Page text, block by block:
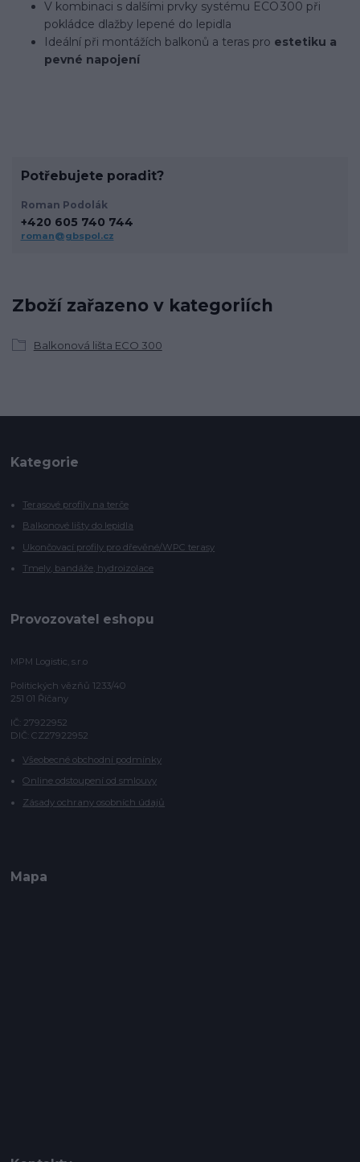
V kombinaci s dalšími prvky systému ECO 300 při
pokládce dlažby lepené do lepidla
Ideální při montážích balkonů a teras pro estetiku a
pevné napojení
Zboží zařazeno v kategoriích
Balkonová lišta ECO 300
Potřebujete poradit?
Roman Podolák
+420 605 740 744
roman@gbspol.cz
Kategorie
Terasové profily na terče
Balkonové lišty do lepidla
Ukončovací profily pro dřevěné/WPC terasy
Tmely, bandáže, hydroizolace
Provozovatel eshopu
MPM Logistic, s.r.o
Politických vězňů 1233/40
251 01 Říčany
IČ: 27922952
DIČ: CZ27922952
Všeobecné obchodní podmínky
Online odstoupení od smlouvy
Zásady ochrany osobních údajů
Mapa